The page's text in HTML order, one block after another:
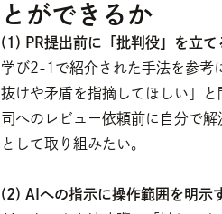
とができるか
(1) PR提出前に「批判役」を立
学び2-1で紹介された手法を参考
抜けや矛盾を指摘してほしい」
司へのレビュー依頼前に自分で
として取り組みたい。
(2) AIへの指示に操作範囲を明示